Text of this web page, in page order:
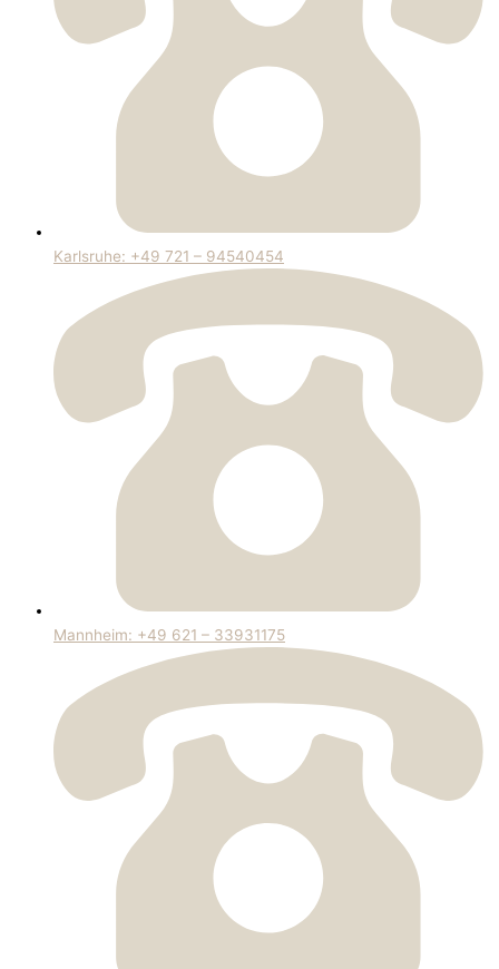
Karlsruhe: +49 721 – 94540454
Mannheim: +49 621 – 33931175